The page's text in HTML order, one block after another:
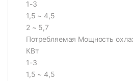
1-3
1,5 ~ 4,5
2 ~ 5,7
Потребляемая Мощность
КВт
1-3
1,5 ~ 4,5